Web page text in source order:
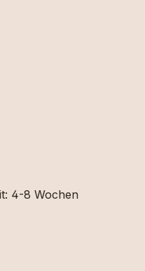
4-8 Wochen